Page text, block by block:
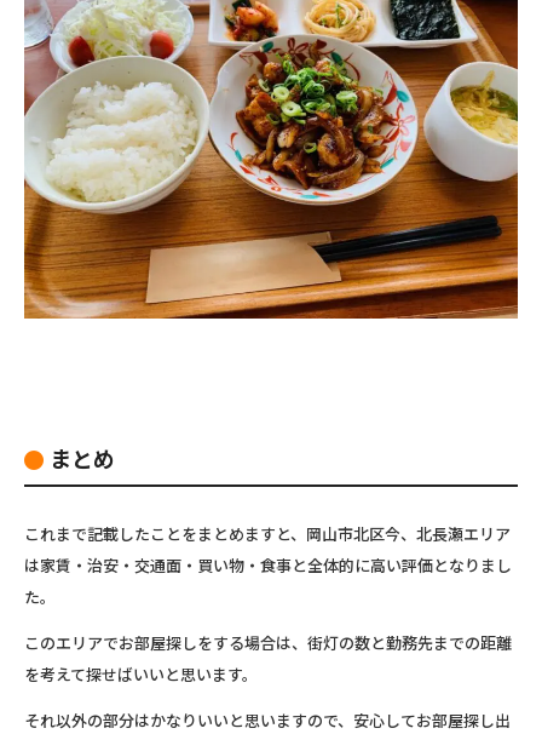
まとめ
これまで記載したことをまとめますと、岡山市北区今、北長瀬エリア
は家賃・治安・交通面・買い物・食事と全体的に高い評価となりまし
た。
このエリアでお部屋探しをする場合は、街灯の数と勤務先までの距離
を考えて探せばいいと思います。
それ以外の部分はかなりいいと思いますので、安心してお部屋探し出